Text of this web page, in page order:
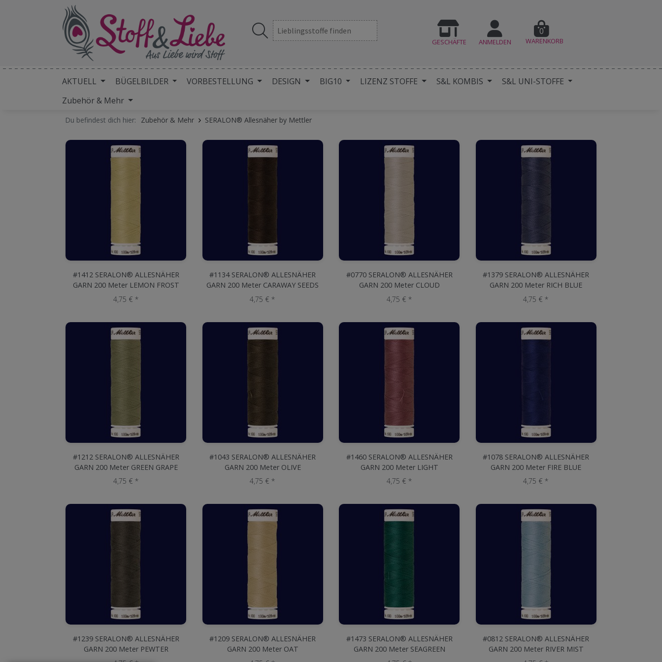
GESCHÄFTE ANMELDEN
0
WARENKORB
AKTUELL BÜGELBILDER VORBESTELLUNG DESIGN BIG10 LIZENZ STOFFE S&L KOMBIS
S&L UNI-STOFFE
Zubehör & Mehr
Du befindest dich hier: Zubehör & Mehr SERALON® Allesnäher by Mettler
#1412 SERALON® ALLESNÄHER
GARN 200 Meter LEMON FROST
4,75 € *
#1134 SERALON® ALLESNÄHER
GARN 200 Meter CARAWAY SEEDS
4,75 € *
#0770 SERALON® ALLESNÄHER
GARN 200 Meter CLOUD
4,75 € *
#1379 SERALON® ALLESNÄHER
GARN 200 Meter RICH BLUE
4,75 € *
#1212 SERALON® ALLESNÄHER
GARN 200 Meter GREEN GRAPE
4,75 € *
#1043 SERALON® ALLESNÄHER
GARN 200 Meter OLIVE
4,75 € *
#1460 SERALON® ALLESNÄHER
GARN 200 Meter LIGHT
ROSEWOOD
4,75 € *
#1078 SERALON® ALLESNÄHER
GARN 200 Meter FIRE BLUE
4,75 € *
#1239 SERALON® ALLESNÄHER
GARN 200 Meter PEWTER
#1209 SERALON® ALLESNÄHER
GARN 200 Meter OAT
#1473 SERALON® ALLESNÄHER
GARN 200 Meter SEAGREEN
#0812 SERALON® ALLESNÄHER
GARN 200 Meter RIVER MIST